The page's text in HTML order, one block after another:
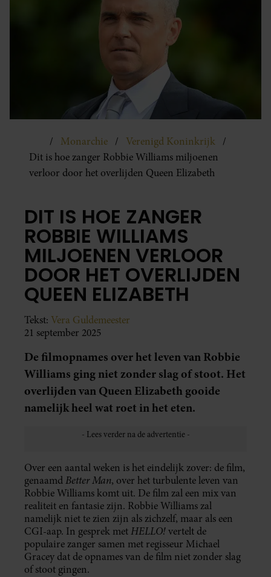
Monarchie
Verenigd Koninkrijk
Dit is hoe zanger Robbie Williams miljoenen
verloor door het overlijden Queen Elizabeth
DIT IS HOE ZANGER
ROBBIE WILLIAMS
MILJOENEN VERLOOR
DOOR HET OVERLIJDEN
QUEEN ELIZABETH
Tekst: Vera Guldemeester
21 september 2025
De filmopnames over het leven van Robbie
Williams ging niet zonder slag of stoot. Het
overlijden van Queen Elizabeth gooide
namelijk heel wat roet in het eten.
Over een aantal weken is het eindelijk zover: de film,
genaamdBetter Man, over het turbulente leven van
Robbie Williams komt uit. De film zal een mix van
realiteit en fantasie zijn. Robbie Williams zal
namelijk niet te zien zijn als zichzelf, maar als een
CGI-aap. In gesprek met HELLO!vertelt de
populaire zanger samen met regisseur Michael
Gracey dat de opnames van de film niet zonder slag
of stoot gingen.